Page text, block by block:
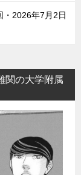
・2026年7月2日
関の大学附属